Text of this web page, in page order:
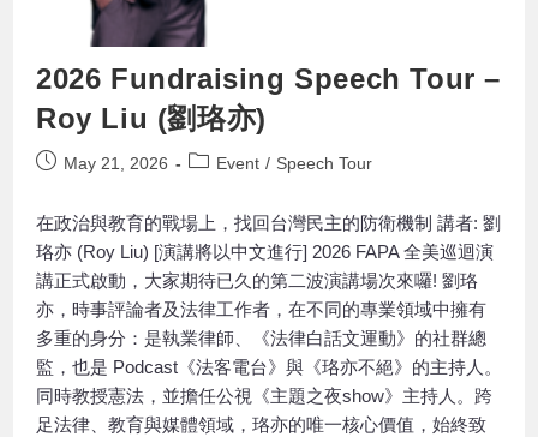
2026 Fundraising Speech Tour –
Roy Liu (劉珞亦)
May 21, 2026 Event / Speech Tour
在政治與教育的戰場上，找回台灣民主的防衛機制 講者: 劉
珞亦 (Roy Liu) [演講將以中文進行] 2026 FAPA 全美巡迴演
講正式啟動，大家期待已久的第二波演講場次來囉! 劉珞
亦，時事評論者及法律工作者，在不同的專業領域中擁有
多重的身分：是執業律師、《法律白話文運動》的社群總
監，也是 Podcast《法客電台》與《珞亦不絕》的主持人。
同時教授憲法，並擔任公視《主題之夜show》主持人。跨
足法律、教育與媒體領域，珞亦的唯一核心價值，始終致